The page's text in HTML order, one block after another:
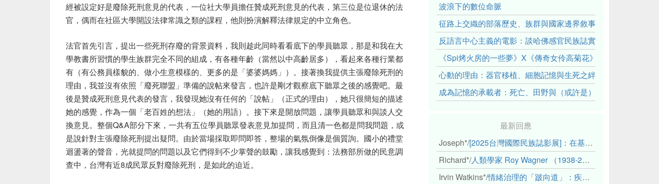
經被設定好是廢除死刑意見的代表，一位社大學員擔任贊成死刑意見的代表，第三位是位退休的法
官，偶而在社區大學開設法律常識之類的課程，他則扮演解釋法律規定的中立角色。
法官首先引言，提出一些死刑存廢的背景資料，我則趁此同時看看底下的學員聽眾，那是和我在大
學教書所習慣的學生族群完全不同的組成，有各種年齡（當然以中高齡居多），看起來各種行業都
有（有公務員樣貌的、做小生意模樣的、更多的是「婆婆媽媽」）。接著換我提供主張廢除死刑的
理由，我並沒有依照「廢死聯盟」準備的說帖來發言，也許是剛才觀察底下聽眾之後的感覺吧。最
後是贊成死刑意見代表的發言，我發現她沒有任何的「說帖」（正式的理由），她只很簡短的描述
她的感覺，作為一個「老百姓的想法」（她的用語）。接下來是開放問題，讓學員聽眾和與談人交
換意見。整個Q&A部分下來，一共有五位學員聽眾發表意見加提問，而且清一色都是問我問題，或
是說針對主張廢除死刑提出疑問。由於當場採取即問即答，整場的氣氛倒像是個質詢。國小的禮堂
迴盪著的聲音，光就提問的問題以及它們得到不少掌聲的鼓勵，讓我感覺到：法務部所做的民意調
查中，台灣有近8成民眾反對廢除死刑，是如此的迫近。
波浪下的數位命脈
征路上交織的部落歷史、族群與國家邊界敘事： 《路有多長》
反語言中心主義的電影：談哈佛感官民族誌實驗室
《Spi烤火房的一些夢》X《傳奇女伶高菊花》： 透過紀錄片
心動的理由：器官移植、細胞記憶與生死之絆
成為記憶的承載者：死亡、田野與（或許是）人類學的成年禮
最新回應
Joseph*/[2025台灣國際民族誌影展]：在基礎設施的邊緣，聆聽人的呼吸
Richard*/人類學家 Roy Wagner （1938-2018）
Irvin Watkins*/情緒治理的「跛向道」：疾病與文化象徵的轉變舉例